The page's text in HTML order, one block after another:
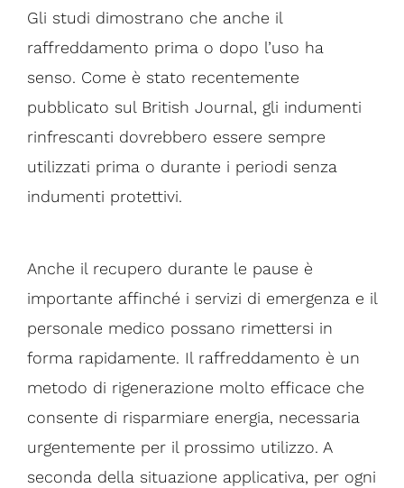
Gli studi dimostrano che anche il
raffreddamento prima o dopo l’uso ha
senso. Come è stato recentemente
pubblicato sul British Journal, gli indumenti
rinfrescanti dovrebbero essere sempre
utilizzati prima o durante i periodi senza
indumenti protettivi.
Anche il recupero durante le pause è
importante affinché i servizi di emergenza e il
personale medico possano rimettersi in
forma rapidamente. Il raffreddamento è un
metodo di rigenerazione molto efficace che
consente di risparmiare energia, necessaria
urgentemente per il prossimo utilizzo. A
seconda della situazione applicativa, per ogni